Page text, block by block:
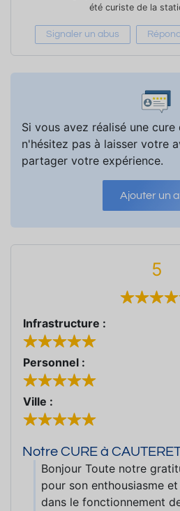
été curiste de la
Signaler un abus
Si vous avez réalisé une
n'hésitez pas à laisser votre
partager votre expérience.
Ajouter un
5
Infrastructure :
Personnel :
Ville :
Notre CURE à
Bonjour Toute notre
pour son enthousiasme
dans le fonctionnement